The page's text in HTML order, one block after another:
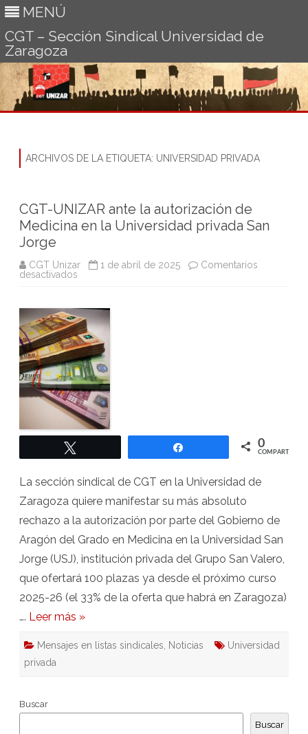
MENÚ
CGT – Sección Sindical Universidad de
Zaragoza
ARCHIVOS DE LA ETIQUETA: UNIVERSIDAD PRIVADA
CGT-UNIZAR ante la autorización de
Medicina en la Universidad privada San
Jorge
CGT Unizar 1 de abril de 2025
Comentarios
desactivados
la
autorización
de
Medicina
en
la
Universidad
privada
San
Jorge
0
COMPARTIR
La sección sindical de CGT en la Universidad de
Zaragoza quiere manifestar su más absoluto
rechazo a la autorización por parte del Gobierno de
Aragón del Grado en Medicina en la Universidad San
Jorge (USJ), institución privada del Grupo San Valero,
que ofertará 100 plazas ya desde el próximo curso
2025-26 (el 33% de la oferta que habrá en Zaragoza)
…. Leer más »
Mensajes en listas sindicales Noticias
Universidad
privada
Buscar
Buscar